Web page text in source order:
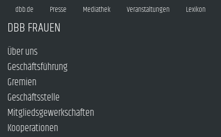
dbb.de Presse Mediathek Veranstaltungen Lexikon
DBB FRAUEN
Über uns
Geschäftsführung
Gremien
Geschäftsstelle
Mitgliedsgewerkschaften
Kooperationen